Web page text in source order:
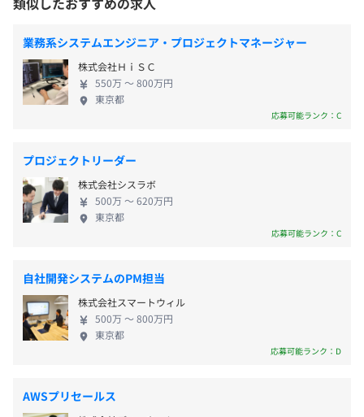
・さいたま新都心駅より徒歩5分
・有給休暇（入社日から有給10日付与） ★有給休暇取
・GW休暇
・夏季休暇（9連休）
・年末年始休暇
・慶弔休暇
・介護休暇
・社会保険完備
・従業員持株会
・退職金制度：有
・慶弔金制度：有
る仲間を募集しています！ 【自社製品】 ◆制御設計
＆受配電盤設計CAD ECAD®シリーズ ECADシリーズ
は、約40年にわたり国内電気設計者に向け開発を続
けてきた制御設計・受配電盤設計のための機能を豊
富に搭載した2D CADシステムです。設計品質の向
上、業務効率化、省力化などの課題を解決いたしま
ら盤の製作情報を作成できるシミュレーションソフ
トウェア。盤製造のプロセスを⼤きく変化させます。
「人の手」に頼らざるを得なかった組立配線工程な
どをデジタル化。熟練技術者以外の人でもソフトウ
ェアが作業をサポートするため、効率化や人手不足
的な設計環境に⽋かせない図⾯データ管理システ
ム。業界に先駆けてデジタル化図⾯を扱ってきたノ
ウハウで、多くの企業を悩ませる図⾯マネジメント
の課題を解決します。流⽤設計に不可⽋な機能、情報
の⼀元管理を可能にする機能も豊富に備え、品質と
業務系システムエンジニア・プロジェクトマネージャー
株式会社ＨｉＳＣ
550万 〜 800万円
東京都
応募可能ランク：C
プロジェクトリーダー
株式会社シスラボ
500万 〜 620万円
東京都
応募可能ランク：C
自社開発システムのPM担当
株式会社スマートウィル
500万 〜 800万円
東京都
応募可能ランク：D
AWSプリセールス